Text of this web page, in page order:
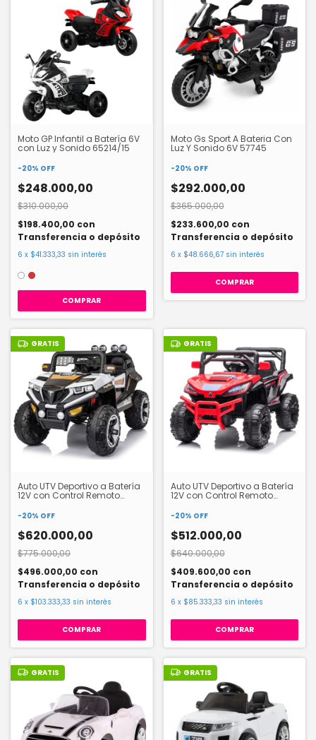
Moto GP Infantil a Batería 6V
con Luz y Sonido 65214/15
-20% OFF
$248.000,00
$310.000,00
$198.400,00 con
Transferencia o depósito
6 x $41.333,33 sin interés
COMPRAR
Moto Gs Sport A Bateria Con
Luz Y Sonido 6V 57745
-20% OFF
$292.000,00
$365.000,00
$233.600,00 con
Transferencia o depósito
6 x $48.666,67 sin interés
GRATIS
Auto UTV Deportivo a Batería
12V con Control Remoto
-20% OFF
$620.000,00
$775.000,00
$496.000,00 con
Transferencia o depósito
6 x $103.333,33 sin interés
GRATIS
Auto UTV Deportivo a Batería
12V con Control Remoto
-20% OFF
$512.000,00
$640.000,00
$409.600,00 con
Transferencia o depósito
6 x $85.333,33 sin interés
GRATIS GRATIS